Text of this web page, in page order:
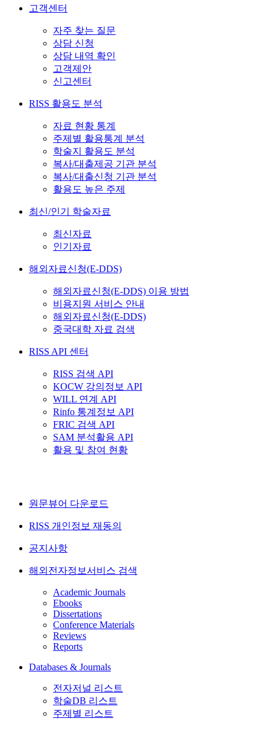
고객센터
자주 찾는 질문
상담 신청
상담 내역 확인
고객제안
신고센터
RISS 활용도 분석
자료 현황 통계
주제별 활용통계 분석
학술지 활용도 분석
복사/대출제공 기관 분석
복사/대출신청 기관 분석
활용도 높은 주제
최신/인기 학술자료
최신자료
인기자료
해외자료신청(E-DDS)
해외자료신청(E-DDS) 이용 방법
비용지원 서비스 안내
해외자료신청(E-DDS)
중국대학 자료 검색
RISS API 센터
RISS 검색 API
KOCW 강의정보 API
WILL 연계 API
Rinfo 통계정보 API
FRIC 검색 API
SAM 분석활용 API
활용 및 참여 현황
원문뷰어 다운로드
RISS 개인정보 재동의
공지사항
해외전자정보서비스 검색
Academic Journals
Ebooks
Dissertations
Conference Materials
Reviews
Reports
Databases & Journals
전자저널 리스트
학술DB 리스트
주제별 리스트